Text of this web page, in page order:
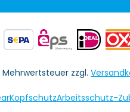
Mehrwertsteuer zzgl.
KopfschutzArbeitsschutz-